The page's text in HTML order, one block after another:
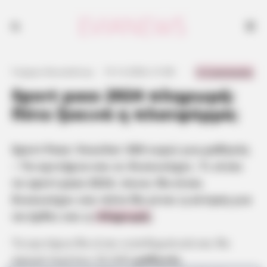
Sport pass 2024 πληρωμή:
Πότε ξεκινά η πλατφόρμα;
Sport Pass: Voucher 300 ευρώ για μαθητές
– Τα κριτήρια και οι δικαιούχοι. Τι είναι
δικαιούχοι και πότε θα γίνει η αίτηση για
πληρωμή
αφορά περίπου 35.000μαθητές